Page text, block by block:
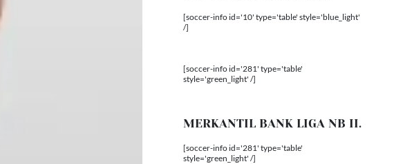
[soccer-info id='10' type='table' style='blue_light'
/]
[soccer-info id='281' type='table'
style='green_light' /]
MERKANTIL BANK LIGA NB II.
[soccer-info id='281' type='table'
style='green_light' /]